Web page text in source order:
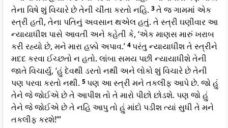
તેના વિષે શું વિચારે છે તેની ચીંતા કરતો નહિ. 3તે જ ગામમાં એક
સ્ત્રી હતી, તેના પતિનું અવસાન થએલ હતું. તે સ્ત્રી ઘણીવાર આ
ન્યાયાધીશ પાસે આવતી અને કહેતી કે, ‘એક માણસ મારું ખરાબ
કરી રહ્યો છે, મને મારા હક્કો અપાવ.’ 4પરંતુ ન્યાયાધીશ તે સ્ત્રીને
મદદ કરવા ઈચ્છતો ન હતો. લાંબા સમય પછી ન્યાયાધીશે તેની
જાતે વિચાર્યુ, ‘હું દેવથી ડરતો નથી અને લોકો શું વિચારે છે તેની
પણ પરવા કરતો નથી. 5પણ આ સ્ત્રી મને તકલીફ આપે છે. જો હું
તેને જે જોઈએ છે તે આપીશ તો તે મારો પીછો છોડશે. પણ જો હું
તેને જે જોઈએ છે તે નહિ આપુ તો હું માંદો પડીશ ત્યાં સુધી તે મને
તકલીફ કરશે!’”